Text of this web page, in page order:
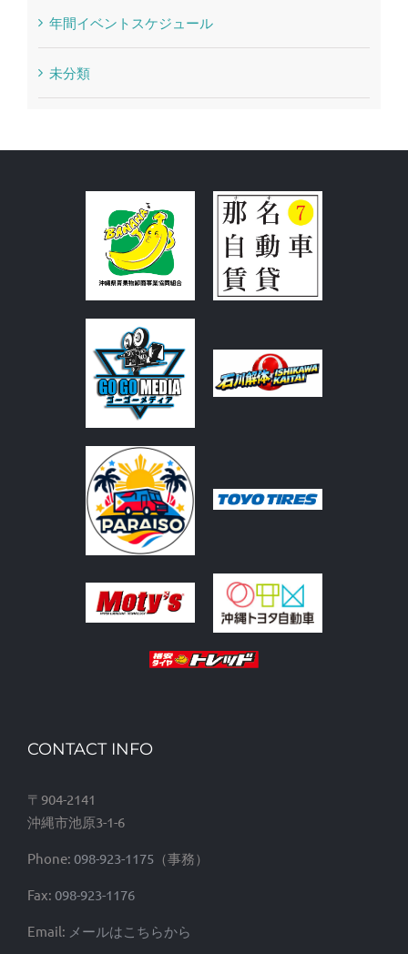
年間イベントスケジュール
未分類
CONTACT INFO
〒904-2141
沖縄市池原3-1-6
Phone: 098-923-1175
Fax: 098-923-1176
Email: メールはこちらから